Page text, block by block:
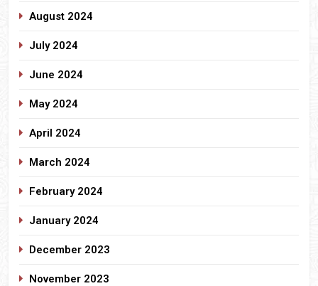
August 2024
July 2024
June 2024
May 2024
April 2024
March 2024
February 2024
January 2024
December 2023
November 2023